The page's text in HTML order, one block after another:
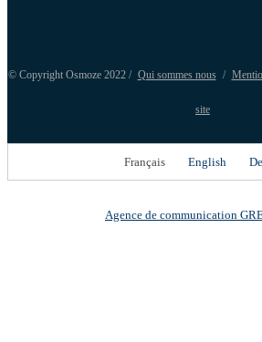
© Copyright Osmoze 2022 / Qui sommes nous /
site
Français English
Agence de communication